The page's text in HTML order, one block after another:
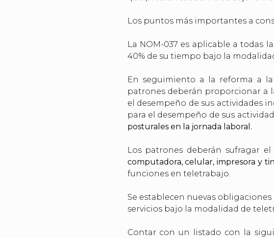
Los puntos más importantes a
La NOM-037 es aplicable a todas
40% de su tiempo bajo la
En seguimiento a la reforma a la
patrones deberán proporcionar a
el desempeño de sus actividades
para el desempeño de sus
posturales en la jornada laboral.
Los patrones deberán sufragar el
computadora, celular, impresora y
funciones en teletrabajo.
Se establecen nuevas
servicios bajo la modalidad de
Contar con un listado con la